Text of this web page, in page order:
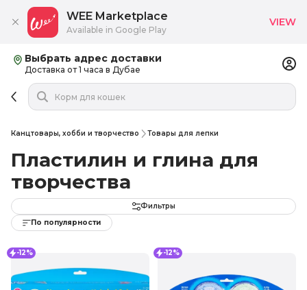
Выбрать адрес доставки
Доставка от 1 часа в Дубае
Канцтовары, хобби и творчество Товары для лепки
Пластилин и глина для
творчества
Фильтры
По популярности
-12% -12%
WEE Marketplace
Available in Google Play
VIEW